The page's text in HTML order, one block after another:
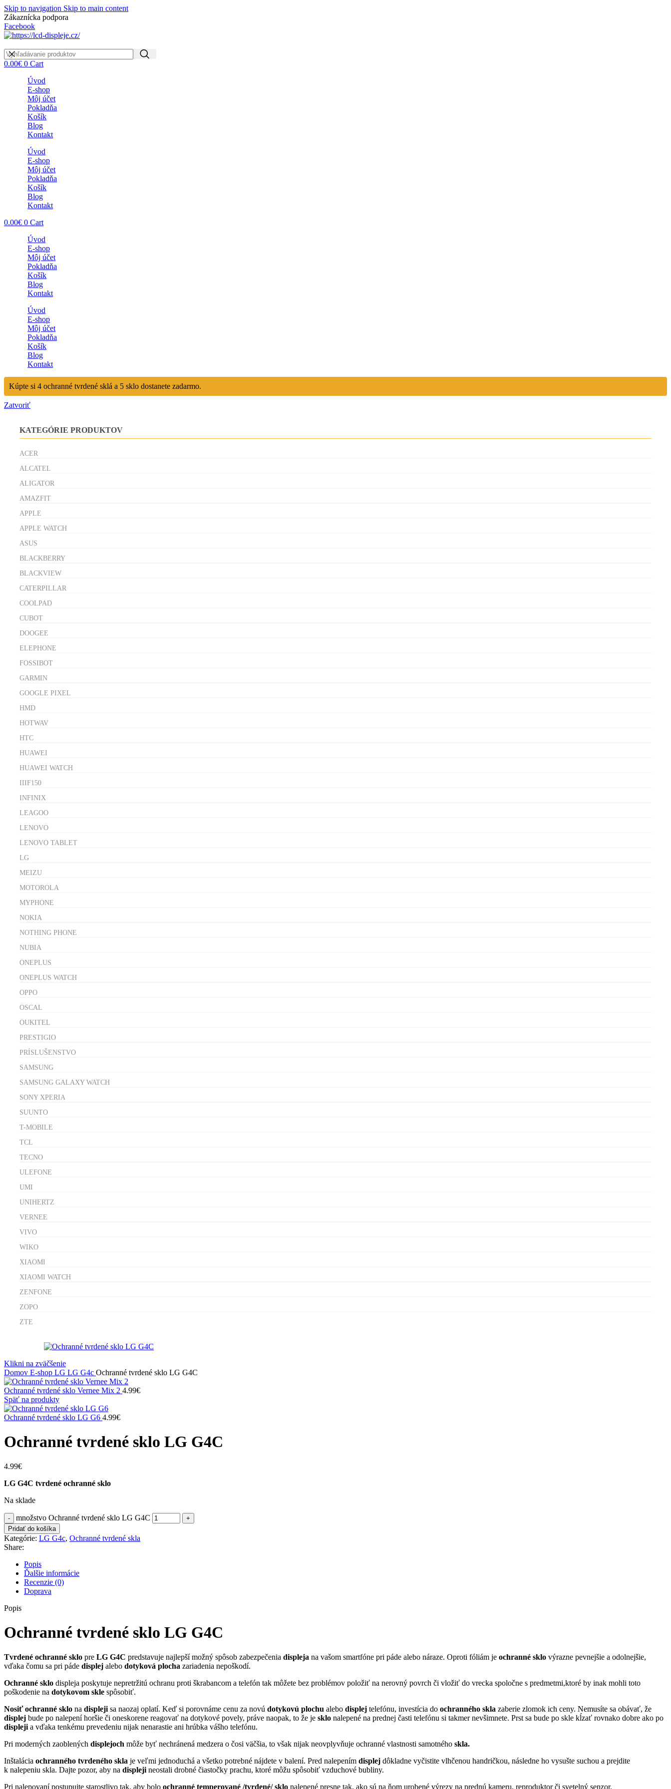
Skip to navigation Skip to main content
Zákaznícka podpora
Facebook
0.00€ 0 Cart
Úvod
E-shop
Môj účet
Pokladňa
Košík
Blog
Kontakt
Úvod
E-shop
Môj účet
Pokladňa
Košík
Blog
Kontakt
0.00€ 0 Cart
Úvod
E-shop
Môj účet
Pokladňa
Košík
Blog
Kontakt
Úvod
E-shop
Môj účet
Pokladňa
Košík
Blog
Kontakt
Kúpte si 4 ochranné tvrdené sklá a 5 sklo dostanete zadarmo.
Zatvoriť
KATEGÓRIE PRODUKTOV
ACER
ALCATEL
ALIGATOR
AMAZFIT
APPLE
APPLE WATCH
ASUS
BLACKBERRY
BLACKVIEW
CATERPILLAR
COOLPAD
CUBOT
DOOGEE
ELEPHONE
FOSSIBOT
GARMIN
GOOGLE PIXEL
HMD
HOTWAV
HTC
HUAWEI
HUAWEI WATCH
IIIF150
INFINIX
LEAGOO
LENOVO
LENOVO TABLET
LG
MEIZU
MOTOROLA
MYPHONE
NOKIA
NOTHING PHONE
NUBIA
ONEPLUS
ONEPLUS WATCH
OPPO
OSCAL
OUKITEL
PRESTIGIO
PRÍSLUŠENSTVO
SAMSUNG
SAMSUNG GALAXY WATCH
SONY XPERIA
SUUNTO
T-MOBILE
TCL
TECNO
ULEFONE
UMI
UNIHERTZ
VERNEE
VIVO
WIKO
XIAOMI
XIAOMI WATCH
ZENFONE
ZOPO
ZTE
Klikni na zväčšenie
Domov E-shop LG LG G4c Ochranné tvrdené sklo LG G4C
Ochranné tvrdené sklo Vernee Mix 2 4.99€
Späť na produkty
Ochranné tvrdené sklo LG G6 4.99€
Ochranné tvrdené sklo LG G4C
4.99€
LG G4C tvrdené ochranné sklo
Na sklade
množstvo Ochranné tvrdené sklo LG G4C
Pridať do košíka
Kategórie: LG G4c, Ochranné tvrdené skla
Share:
Popis
Ďalšie informácie
Recenzie (0)
Doprava
Popis
Ochranné tvrdené sklo LG G4C
Tvrdené ochranné sklo pre LG G4C predstavuje najlepší možný spôsob zabezpečenia displeja na vašom smartfóne pri páde alebo náraze. Oproti fóliám je ochranné sklo výrazne pevnejšie a odolnejšie,
vďaka čomu sa pri páde displej alebo dotyková plocha zariadenia nepoškodí.
Ochranné sklo displeja poskytuje nepretržitú ochranu proti škrabancom a telefón tak môžete bez problémov položiť na nerovný povrch či vložiť do vrecka spoločne s predmetmi,ktoré by inak mohli toto
poškodenie na dotykovom skle spôsobiť.
Nosiť ochranné sklo na displeji sa naozaj oplatí. Keď si porovnáme cenu za novú dotykovú plochu alebo displej telefónu, investícia do ochranného skla zaberie zlomok ich ceny. Nemusíte sa obávať, že
displej bude po nalepení horšie či oneskorene reagovať na dotykové povely, práve naopak, to že je sklo nalepené na prednej časti telefónu si takmer nevšimnete. Prst sa bude po skle kĺzať rovnako dobre ako po
displeji a vďaka tenkému prevedeniu nijak nenarastie ani hrúbka vášho telefónu.
Pri moderných zaoblených displejoch môže byť nechránená medzera o čosi väčšia, to však nijak neovplyvňuje ochranné vlastnosti samotného skla.
Inštalácia ochranného tvrdeného skla je veľmi jednoduchá a všetko potrebné nájdete v balení. Pred nalepením displej dôkladne vyčistite vlhčenou handričkou, následne ho vysušte suchou a prejdite
k nalepeniu skla. Dajte pozor, aby na displeji neostali drobné čiastočky prachu, ktoré môžu spôsobiť vzduchové bubliny.
Pri nalepovaní postupujte starostlivo tak, aby bolo ochranné temperované /tvrdené/ sklo nalepené presne tak, ako sú na ňom urobené výrezy na prednú kameru, reproduktor či svetelný senzor.